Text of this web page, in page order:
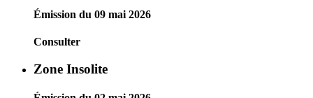
Émission du 09 mai 2026
Consulter
Zone Insolite